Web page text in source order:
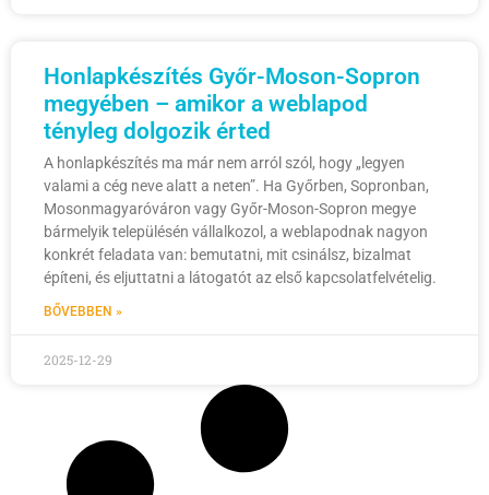
Honlapkészítés Győr-Moson-Sopron
megyében – amikor a weblapod
tényleg dolgozik érted
A honlapkészítés ma már nem arról szól, hogy „legyen
valami a cég neve alatt a neten”. Ha Győrben, Sopronban,
Mosonmagyaróváron vagy Győr-Moson-Sopron megye
bármelyik településén vállalkozol, a weblapodnak nagyon
konkrét feladata van: bemutatni, mit csinálsz, bizalmat
építeni, és eljuttatni a látogatót az első kapcsolatfelvételig.
BŐVEBBEN »
2025-12-29